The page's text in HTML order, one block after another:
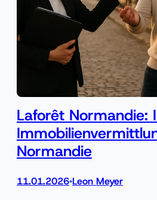
Laforêt Normandie:
Normandie
11.01.2026•Leon Meyer